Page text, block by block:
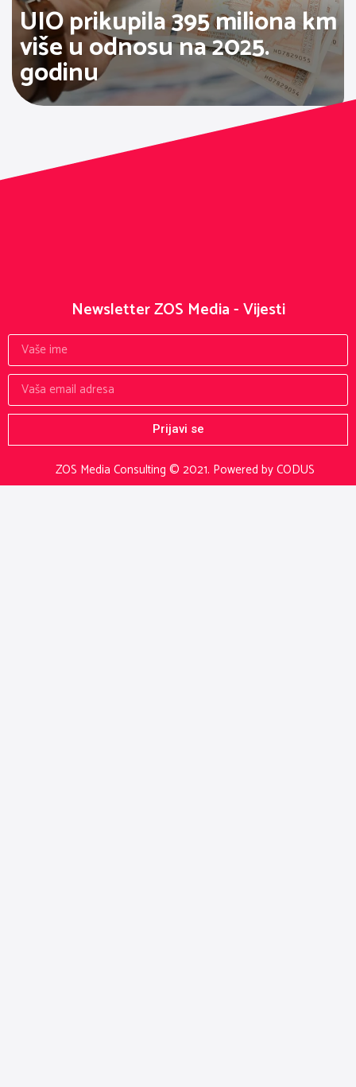
UIO prikupila 395 miliona km
više u odnosu na 2025.
godinu
ZOS Media Consulting © 2021. Powered by CODUS
Newsletter ZOS Media - Vijesti
Prijavi se